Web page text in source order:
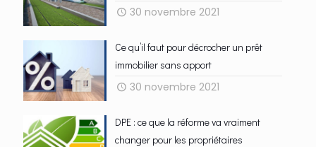
30 novembre 2021
Ce qu’il faut pour décrocher un prêt
immobilier sans apport
30 novembre 2021
DPE : ce que la réforme va vraiment
changer pour les propriétaires